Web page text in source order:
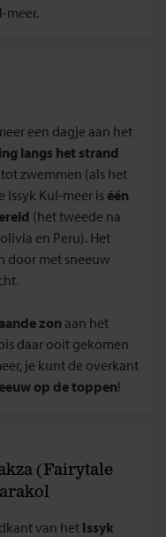
meer.
een dagje aan het
langs het strand
zwemmen (als het
Issyk Kul-meer is één
(het tweede na
en Peru). Het
door met sneeuw
zon aan het
daar ooit gekomen
je kunt de overkant
op de toppen!
(Fairytale
van het Issyk